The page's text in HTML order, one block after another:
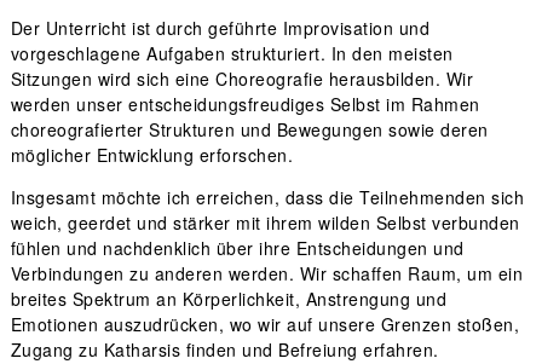
Der Unterricht ist durch geführte Improvisation und
vorgeschlagene Aufgaben strukturiert. In den meisten
Sitzungen wird sich eine Choreografie herausbilden. Wir
werden unser entscheidungsfreudiges Selbst im Rahmen
choreografierter Strukturen und Bewegungen sowie deren
möglicher Entwicklung erforschen.
Insgesamt möchte ich erreichen, dass die Teilnehmenden sich
weich, geerdet und stärker mit ihrem wilden Selbst verbunden
fühlen und nachdenklich über ihre Entscheidungen und
Verbindungen zu anderen werden. Wir schaffen Raum, um ein
breites Spektrum an Körperlichkeit, Anstrengung und
Emotionen auszudrücken, wo wir auf unsere Grenzen stoßen,
Zugang zu Katharsis finden und Befreiung erfahren.